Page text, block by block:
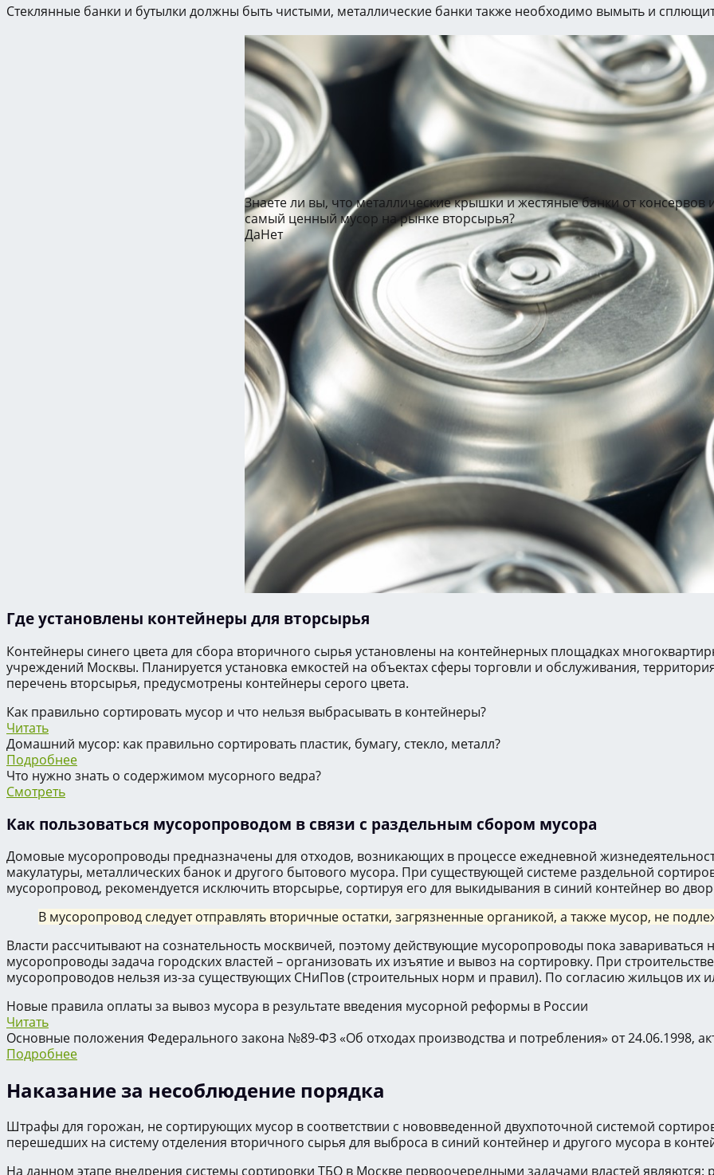
Стеклянные банки и бутылки должны быть чистыми, металлические банки также необходимо вымыть и
Знаете ли вы, что металлические крышки и жестяные банки от консервов
самый ценный мусор на рынке вторсырья?
ДаНет
Где установлены контейнеры для вторсырья
Контейнеры синего цвета для сбора вторичного сырья установлены на контейнерных площадках
учреждений Москвы. Планируется установка емкостей на объектах сферы торговли и обслуживания,
перечень вторсырья, предусмотрены контейнеры серого цвета.
Как правильно сортировать мусор и что нельзя выбрасывать в контейнеры?
Читать
Домашний мусор: как правильно сортировать пластик, бумагу, стекло, металл?
Подробнее
Что нужно знать о содержимом мусорного ведра?
Смотреть
Как пользоваться мусоропроводом в связи с раздельным сбором мусора
Домовые мусоропроводы предназначены для отходов, возникающих в процессе ежедневной
макулатуры, металлических банок и другого бытового мусора. При существующей системе раздельной
мусоропровод, рекомендуется исключить вторсырье, сортируя его для выкидывания в синий контейнер во
В мусоропровод следует отправлять вторичные остатки, загрязненные органикой, а также мусор, не
Власти рассчитывают на сознательность москвичей, поэтому действующие мусоропроводы пока завариваться
мусоропроводы задача городских властей – организовать их изъятие и вывоз на сортировку. При
мусоропроводов нельзя из-за существующих СНиПов (строительных норм и правил). По согласию жильцов их
Новые правила оплаты за вывоз мусора в результате введения мусорной реформы в России
Читать
Основные положения Федерального закона №89-ФЗ «Об отходах производства и потребления» от 24.06.1998,
Подробнее
Наказание за несоблюдение порядка
Штрафы для горожан, не сортирующих мусор в соответствии с нововведенной двухпоточной системой
перешедших на систему отделения вторичного сырья для выброса в синий контейнер и другого мусора в
На данном этапе внедрения системы сортировки ТБО в Москве первоочередными задачами властей являются: